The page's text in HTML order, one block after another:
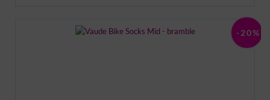
-20%